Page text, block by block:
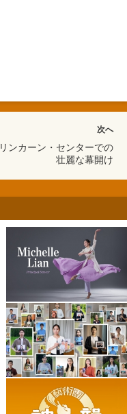
次へ
リンカーン・センターでの
壮麗な幕開け